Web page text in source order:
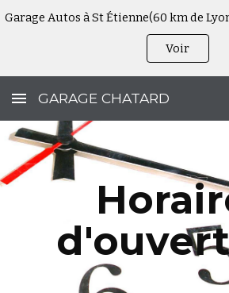
Voir
GARAGE CHATARD